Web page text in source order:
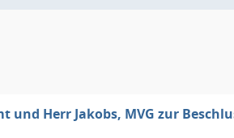
Herr Jakobs, MVG zur